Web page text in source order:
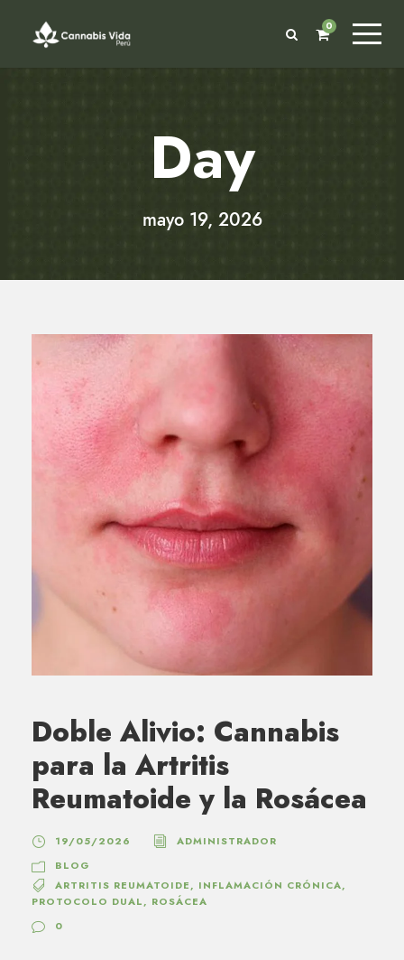
0
Day
mayo 19, 2026
Doble Alivio: Cannabis
para la Artritis
Reumatoide y la Rosácea
19/05/2026
ADMINISTRADOR
BLOG
ARTRITIS REUMATOIDE, INFLAMACIÓN CRÓNICA,
PROTOCOLO DUAL, ROSÁCEA
0